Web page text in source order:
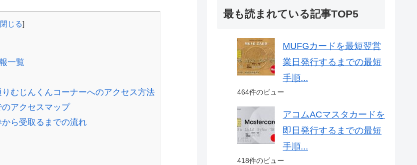
閉じる]
一覧
むじんくんコーナーへのアクセス方法
アクセスマップ
ら受取るまでの流れ
最も読まれている記事TOP5
MUFGカードを最短翌営
業日発行するまでの最短
手順...
464件のビュー
アコムACマスタカードを
即日発行するまでの最短
手順...
418件のビュー